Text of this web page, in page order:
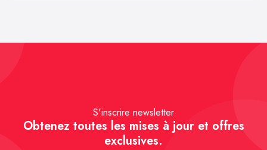
S'inscrire newsletter
Obtenez toutes les mises à jour et offres
exclusives.